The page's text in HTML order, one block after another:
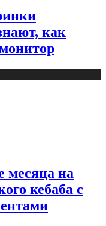
как
месяца на
кебаба с